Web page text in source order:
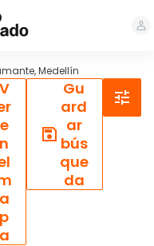
Medellín
V
e
n
a
p
a
Gu
ard
ar
bús
que
da